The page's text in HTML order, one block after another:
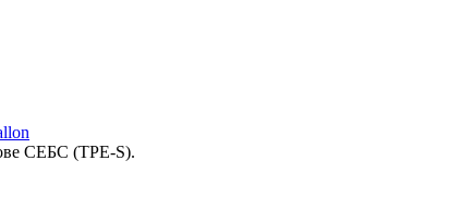
СЕБС (TPE-S).